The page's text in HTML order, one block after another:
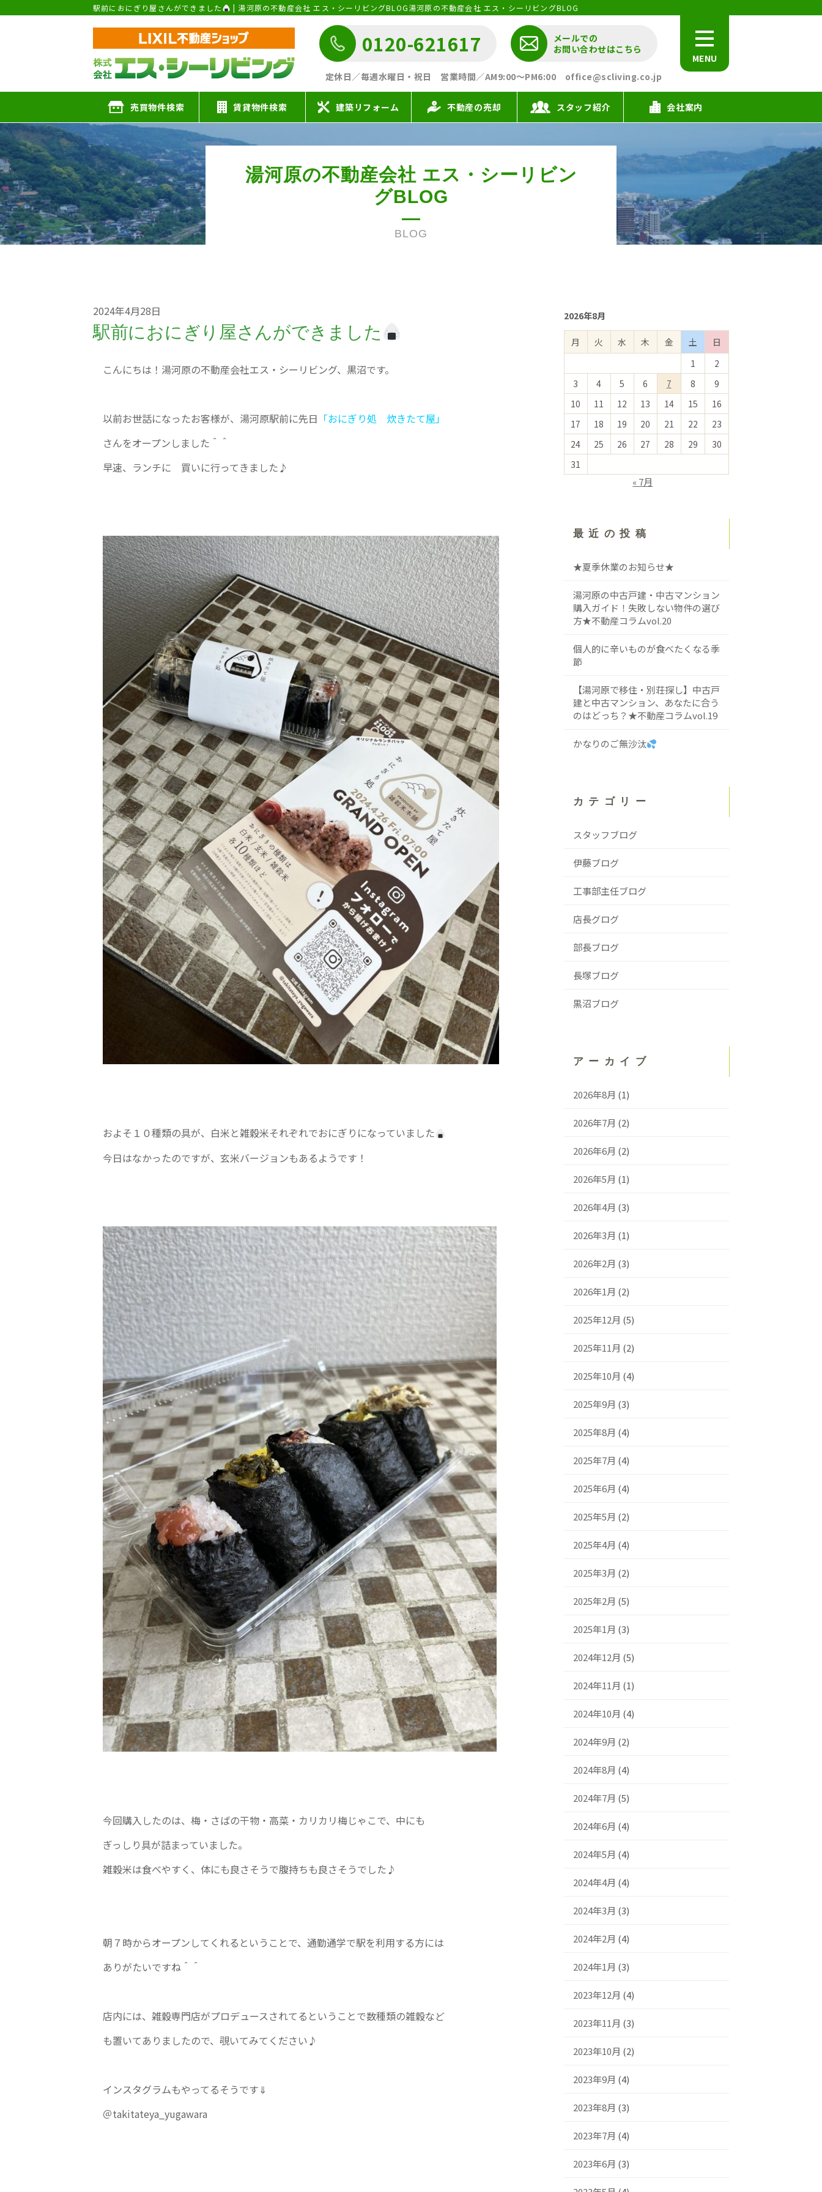
駅前におにぎり屋さんができました | 湯河原の不動産会社 エス・シーリビングBLOG湯河原の不動産会社 エス・シーリビングBLOG
0120-621617
メールでの
お問い合わせはこちら
定休日／毎週水曜日・祝日 営業時間／AM9:00〜PM6:00 office@scliving.co.jp
MENU
売買物件検索 賃貸物件検索 建築リフォーム 不動産の売却 スタッフ紹介 会社案内
湯河原の不動産会社 エス・シーリビン
グBLOG
BLOG
2024年4月28日
駅前におにぎり屋さんができました
こんにちは！湯河原の不動産会社エス・シーリビング、黒沼です。
以前お世話になったお客様が、湯河原駅前に先日 「おにぎり処 炊きたて屋」
さんをオープンしました＾＾
早速、ランチに 買いに行ってきました♪
およそ１０種類の具が、白米と雑穀米それぞれでおにぎりになっていました
今日はなかったのですが、玄米バージョンもあるようです！
今回購入したのは、梅・さばの干物・高菜・カリカリ梅じゃこで、中にも
ぎっしり具が詰まっていました。
雑穀米は食べやすく、体にも良さそうで腹持ちも良さそうでした♪
朝７時からオープンしてくれるということで、通勤通学で駅を利用する方には
ありがたいですね＾＾
店内には、雑穀専門店がプロデュースされてるということで数種類の雑穀など
も置いてありましたので、覗いてみてください♪
インスタグラムもやってるそうです⇓
＠takitateya_yugawara
2026年8月
月 火 水 木 金 土
日
1
2
3
4 5 6 7 8
9
10
11 12 13 14 15
16
17
18 19 20 21 22
23
24
25 26 27 28 29
30
31
« 7月
最近の投稿
★夏季休業のお知らせ★
湯河原の中古戸建・中古マンション
購入ガイド！失敗しない物件の選び
方★不動産コラムvol.20
個人的に辛いものが食べたくなる季
節
【湯河原で移住・別荘探し】中古戸
建と中古マンション、あなたに合う
のはどっち？★不動産コラムvol.19
かなりのご無沙汰
カテゴリー
スタッフブログ
伊藤ブログ
工事部主任ブログ
店長グログ
部長ブログ
長塚ブログ
黒沼ブログ
アーカイブ
2026年8月 (1)
2026年7月 (2)
2026年6月 (2)
2026年5月 (1)
2026年4月 (3)
2026年3月 (1)
2026年2月 (3)
2026年1月 (2)
2025年12月 (5)
2025年11月 (2)
2025年10月 (4)
2025年9月 (3)
2025年8月 (4)
2025年7月 (4)
2025年6月 (4)
2025年5月 (2)
2025年4月 (4)
2025年3月 (2)
2025年2月 (5)
2025年1月 (3)
2024年12月 (5)
2024年11月 (1)
2024年10月 (4)
2024年9月 (2)
2024年8月 (4)
2024年7月 (5)
2024年6月 (4)
2024年5月 (4)
2024年4月 (4)
2024年3月 (3)
2024年2月 (4)
2024年1月 (3)
2023年12月 (4)
2023年11月 (3)
2023年10月 (2)
2023年9月 (4)
2023年8月 (3)
2023年7月 (4)
2023年6月 (3)